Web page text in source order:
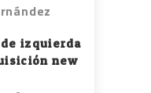
izquierda
new